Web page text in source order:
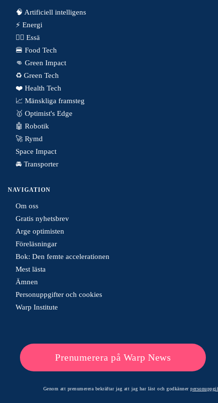
🧠 Artificiell intelligens
⚡️ Energi
✍🏼 Essä
🍔 Food Tech
👊 Green Impact
♻️ Green Tech
❤️ Health Tech
📈 Mänskliga framsteg
🥇 Optimist's Edge
🤖 Robotik
🚀 Rymd
Space Impact
🚘 Transporter
NAVIGATION
Om oss
Gratis nyhetsbrev
Arge optimisten
Föreläsningar
Bok: Den femte accelerationen
Mest lästa
Ämnen
Personuppgifter och cookies
Warp Institute
Prenumerera på Warp News
Genom att prenumerera bekräftar jag att jag har läst och godkänner